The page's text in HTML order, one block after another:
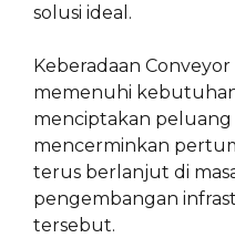
solusi ideal.
Keberadaan
memenuhi
menciptakan peluang
mencerminkan
terus berlanjut di
pengembangan
tersebut.